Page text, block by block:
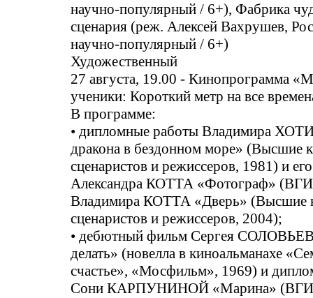
научно-популярный / 6+), Фабрика
сценария (реж. Алексей Вахрушев,
научно-популярный / 6+)
Художественный
27 августа, 19.00 - Кинопрограмма
ученики: Короткий метр на все
В программе:
• дипломные работы Владимира
дракона в бездонном море» (Высшие
сценаристов и режиссеров, 1981) и
Александра КОТТА «Фотограф»
Владимира КОТТА «Дверь» (Высшие
сценаристов и режиссеров, 2004);
• дебютный фильм Сергея
делать» (новелла в киноальманахе
счастье», «Мосфильм», 1969) и
Сони КАРПУНИНОЙ «Марина»